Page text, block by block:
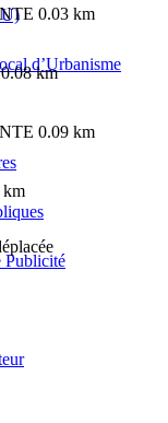
d’Urbanisme
Publicité
0.03 km
0.08 km
0.09 km
km
0.1 km